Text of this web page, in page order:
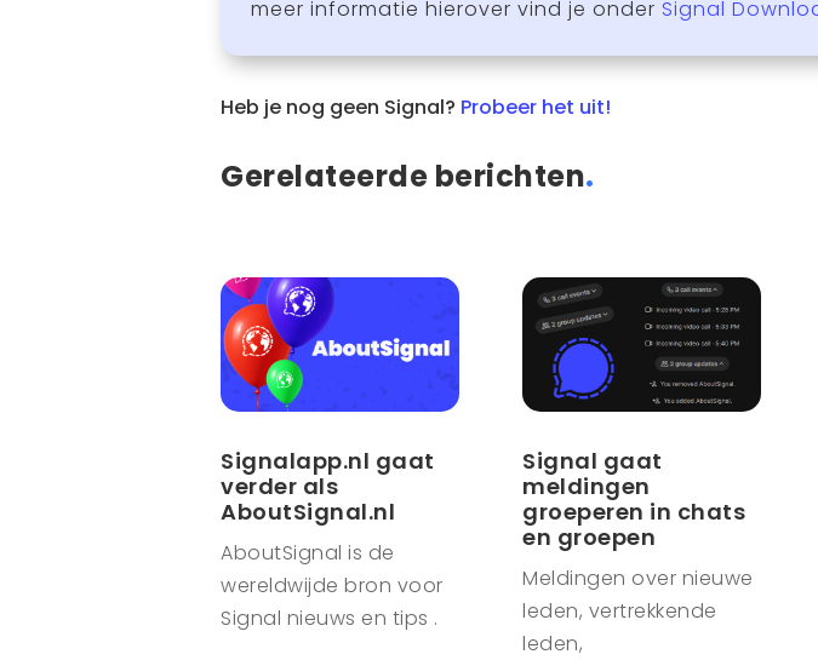
meer informatie hierover vind je onder Signal
Heb je nog geen Signal? Probeer het uit!
Gerelateerde berichten.
Signalapp.nl gaat
verder als
AboutSignal.nl
AboutSignal is de
wereldwijde bron voor
Signal nieuws en tips .
Signal gaat
meldingen
groeperen in chats
en groepen
Meldingen over nieuwe
leden, vertrekkende
leden,